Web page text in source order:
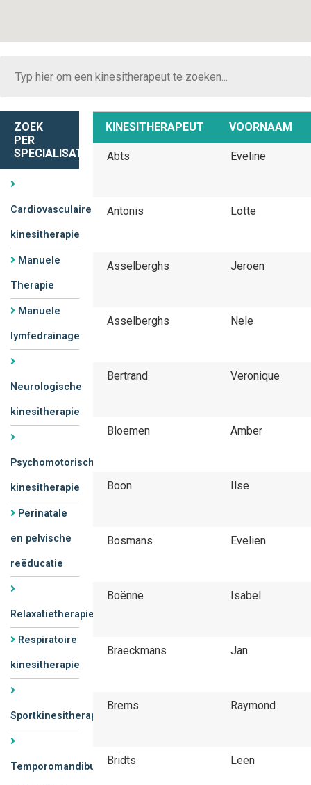
ZOEK
PER
SPECIALISATIE
Cardiovasculaire
kinesitherapie
Manuele
Therapie
Manuele
lymfedrainage
Neurologische
kinesitherapie
Psychomotorische
kinesitherapie
Perinatale
en pelvische
reëducatie
Relaxatietherapie
Respiratoire
kinesitherapie
Sportkinesitherapie
Temporomandibulaire
KINESITHERAPEUT VOORNAAM
Abts Eveline
Antonis Lotte
Asselberghs Jeroen
Asselberghs Nele
Bertrand Veronique
Bloemen Amber
Boon Ilse
Bosmans Evelien
Boënne Isabel
Braeckmans Jan
Brems Raymond
Bridts Leen